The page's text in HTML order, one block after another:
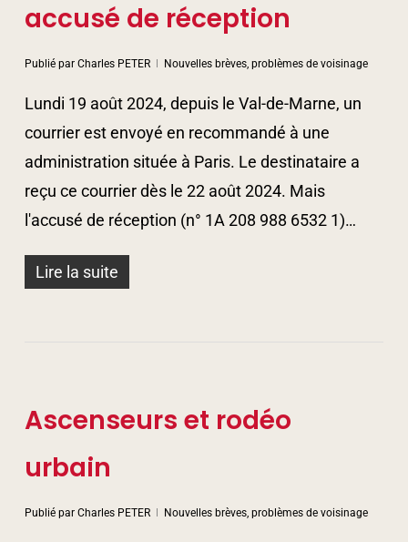
accusé de réception
Publié par Charles PETER Nouvelles brèves, problèmes de voisinage
Lundi 19 août 2024, depuis le Val-de-Marne, un
courrier est envoyé en recommandé à une
administration située à Paris. Le destinataire a
reçu ce courrier dès le 22 août 2024. Mais
l'accusé de réception (n° 1A 208 988 6532 1)…
Lire la suite
Ascenseurs et rodéo
urbain
Publié par Charles PETER Nouvelles brèves, problèmes de voisinage